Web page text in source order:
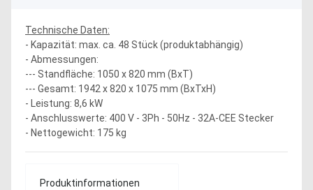
Technische Daten:
- Kapazität: max. ca. 48 Stück (produktabhängig)
- Abmessungen:
--- Standfläche: 1050 x 820 mm (BxT)
--- Gesamt: 1942 x 820 x 1075 mm (BxTxH)
- Leistung: 8,6 kW
- Anschlusswerte: 400 V - 3Ph - 50Hz - 32A-CEE Stecker
- Nettogewicht: 175 kg
Produktinformationen